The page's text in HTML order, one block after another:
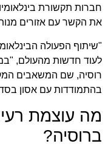
חברות תקשורת
את הקשר עם אזורים
"שיתוף הפעולה
לעוד חדשות מהעולם,
רוסיה, שם המשאבים
בהתמודדות עם אסון
מה עוצמת
ברוסיה?